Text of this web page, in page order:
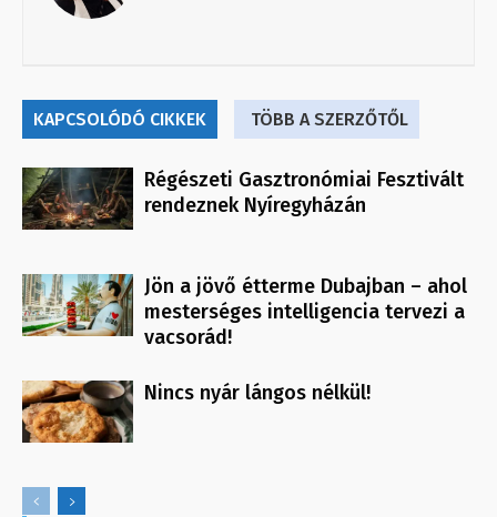
KAPCSOLÓDÓ CIKKEK TÖBB A SZERZŐTŐL
Régészeti Gasztronómiai Fesztivált
rendeznek Nyíregyházán
Jön a jövő étterme Dubajban – ahol
mesterséges intelligencia tervezi a
vacsorád!
Nincs nyár lángos nélkül!